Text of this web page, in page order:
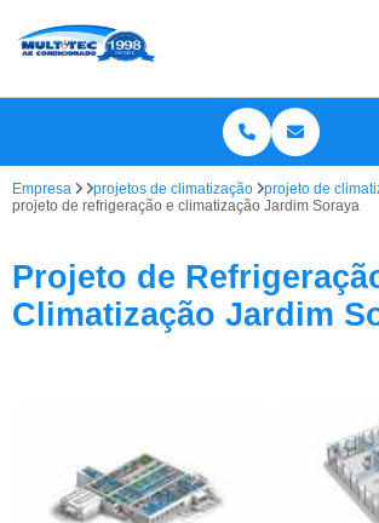
Empresa projetos de climatização
projeto de
projeto de refrigeração e climatização Jardim Soraya
Projeto de
Climatização Jardim